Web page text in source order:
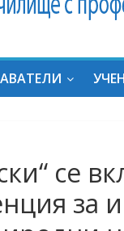
с
in
се
за